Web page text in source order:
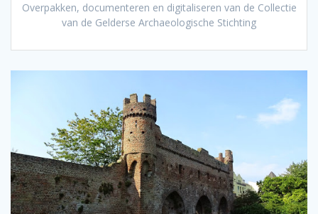
Overpakken, documenteren en digitaliseren van de Collectie
van de Gelderse Archaeologische Stichting